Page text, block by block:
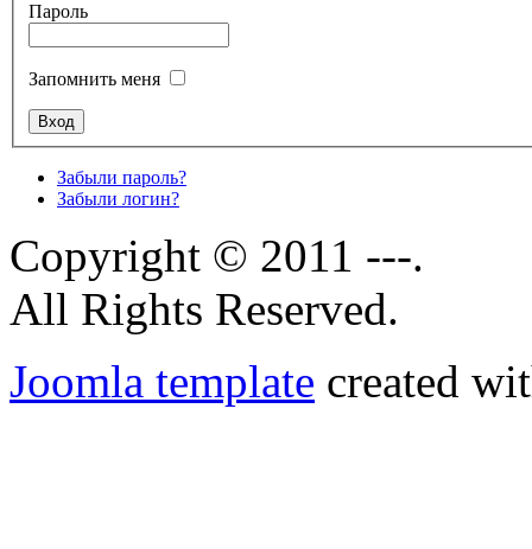
Пароль
Запомнить меня
Забыли пароль?
Забыли логин?
Copyright © 2011 ---.
All Rights Reserved.
Joomla template created